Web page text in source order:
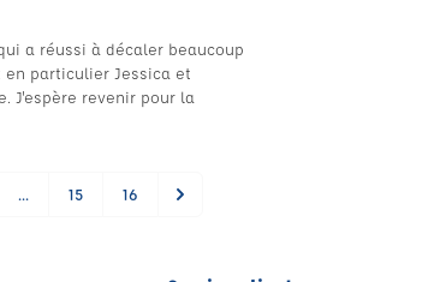
a réussi à décaler beaucoup
en particulier Jessica et
J'espère revenir pour la
... 15 16